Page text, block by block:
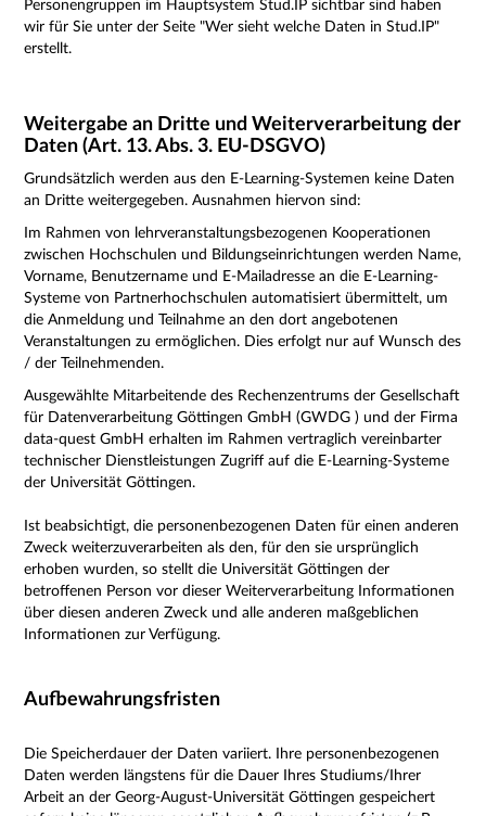
Personengruppen im Hauptsystem Stud.IP sichtbar sind haben
wir für Sie unter der Seite "Wer sieht welche Daten in Stud.IP"
erstellt.
Weitergabe an Dritte und Weiterverarbeitung der
Daten (Art. 13. Abs. 3. EU-DSGVO)
Grundsätzlich werden aus den E-Learning-Systemen keine Daten
an Dritte weitergegeben. Ausnahmen hiervon sind:
Im Rahmen von lehrveranstaltungsbezogenen Kooperationen
zwischen Hochschulen und Bildungseinrichtungen werden Name,
Vorname, Benutzername und E-Mailadresse an die E-Learning-
Systeme von Partnerhochschulen automatisiert übermittelt, um
die Anmeldung und Teilnahme an den dort angebotenen
Veranstaltungen zu ermöglichen. Dies erfolgt nur auf Wunsch des
/ der Teilnehmenden.
Ausgewählte Mitarbeitende des Rechenzentrums der Gesellschaft
für Datenverarbeitung Göttingen GmbH (GWDG ) und der Firma
data-quest GmbH erhalten im Rahmen vertraglich vereinbarter
technischer Dienstleistungen Zugriff auf die E-Learning-Systeme
der Universität Göttingen.
Ist beabsichtigt, die personenbezogenen Daten für einen anderen
Zweck weiterzuverarbeiten als den, für den sie ursprünglich
erhoben wurden, so stellt die Universität Göttingen der
betroffenen Person vor dieser Weiterverarbeitung Informationen
über diesen anderen Zweck und alle anderen maßgeblichen
Informationen zur Verfügung.
Aufbewahrungsfristen
Die Speicherdauer der Daten variiert. Ihre personenbezogenen
Daten werden längstens für die Dauer Ihres Studiums/Ihrer
Arbeit an der Georg-August-Universität Göttingen gespeichert